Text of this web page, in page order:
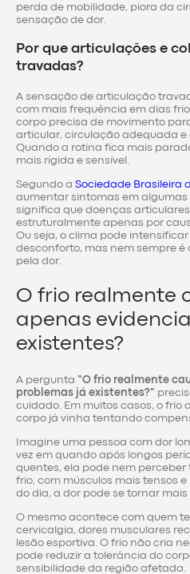
perda de mobilidade, piora da
sensação de dor.
Por que articulações e
travadas?
A sensação de articulação
com mais frequência em dias
corpo precisa de movimento
articular, circulação adequada e
Quando a rotina fica mais
mais rígida e sensível.
Segundo a Sociedade Brasileira
aumentar sintomas em algumas
significa que doenças
estruturalmente apenas por
Ou seja, o clima pode
desconforto, mas nem sempre é
pela dor.
O frio realmente
apenas
existentes?
A pergunta “O frio realmente
problemas já existentes?”
cuidado. Em muitos casos, o frio
corpo já vinha tentando
Imagine uma pessoa com dor
vez em quando após longos
quentes, ela pode nem perceber
frio, com músculos mais tensos
do dia, a dor pode se tornar mais
O mesmo acontece com quem
cervicalgia, dores musculares
lesão esportiva. O frio não cria
pode reduzir a tolerância do
sensibilidade da região afetada.